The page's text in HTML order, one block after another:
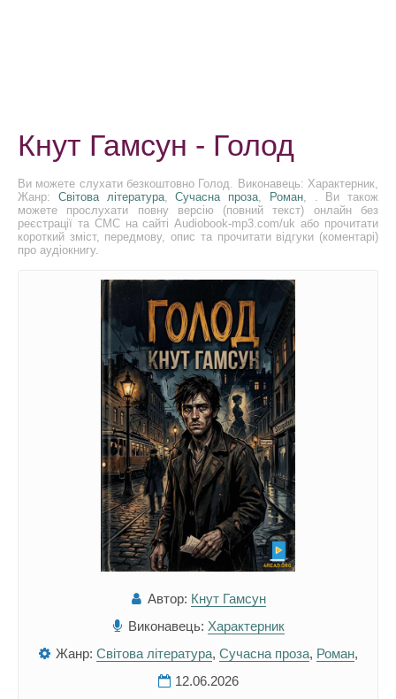
Кнут Гамсун - Голод
Ви можете слухати безкоштовно Голод. Виконавець: Характерник,
Жанр: Світова література,Сучасна проза, Роман, . Ви також
можете прослухати повну версію (повний текст) онлайн без
реєстрації та СМС на сайті Audiobook-mp3.com/uk або прочитати
короткий зміст, передмову, опис та прочитати відгуки (коментарі)
про аудіокнигу.
Автор: Кнут Гамсун
Виконавець: Характерник
Жанр: Світова література, Сучасна проза, Роман,
12.06.2026